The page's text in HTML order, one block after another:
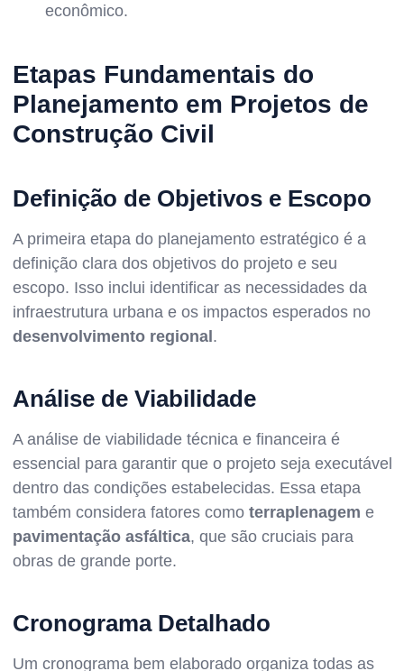
econômico.
Etapas Fundamentais do
Planejamento em Projetos de
Construção Civil
Definição de Objetivos e Escopo
A primeira etapa do planejamento estratégico é a
definição clara dos objetivos do projeto e seu
escopo. Isso inclui identificar as necessidades da
infraestrutura urbana e os impactos esperados no
desenvolvimento regional.
Análise de Viabilidade
A análise de viabilidade técnica e financeira é
essencial para garantir que o projeto seja executável
dentro das condições estabelecidas. Essa etapa
também considera fatores como terraplenagem e
pavimentação asfáltica, que são cruciais para
obras de grande porte.
Cronograma Detalhado
Um cronograma bem elaborado organiza todas as